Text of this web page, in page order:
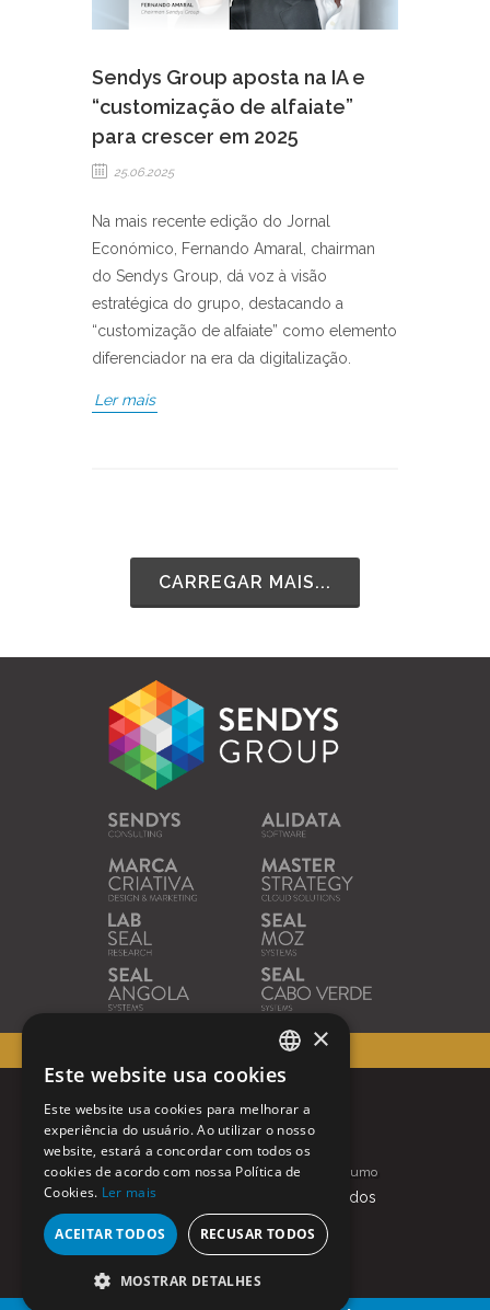
Sendys Group aposta na IA e
“customização de alfaiate”
para crescer em 2025
25.06.2025
Na mais recente edição do Jornal
Económico, Fernando Amaral, chairman
do Sendys Group, dá voz à visão
estratégica do grupo, destacando a
“customização de alfaiate” como elemento
diferenciador na era da digitalização.
Ler mais
CARREGAR MAIS...
ANOS DE EXCELÊNCIA
Contactos
Condições de Utilização
Política de Privacidade
Resolução Alternativa de Litígios de Consumo
© Alidata | Todos os direitos reservados
PORTUGUESE
ENGLISH
×
Este website usa cookies
Este website usa cookies para melhorar a
experiência do usuário. Ao utilizar o nosso
website, estará a concordar com todos os
cookies de acordo com nossa Política de
Cookies. Ler mais
ACEITAR TODOS RECUSAR TODOS
MOSTRAR DETALHES